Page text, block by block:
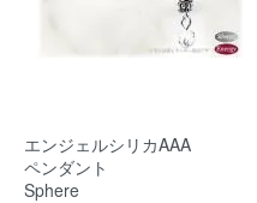
エンジェルシリカAAA
ペンダント
Sphere